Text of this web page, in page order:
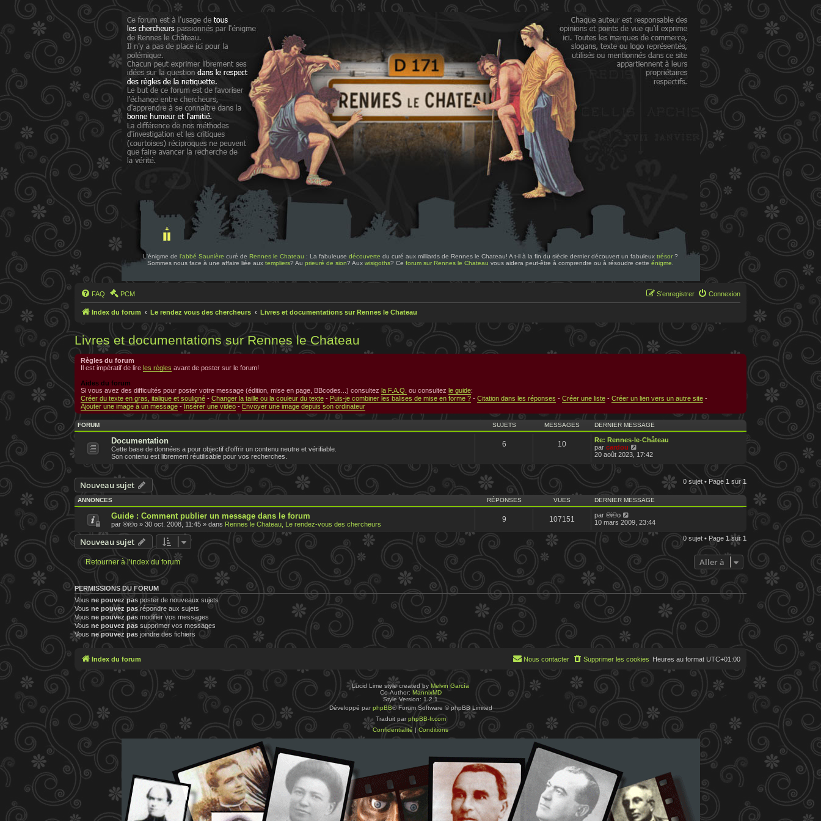
L'énigme de l'abbé Saunière curé de Rennes le Chateau : La fabuleuse découverte du curé aux milliards de Rennes le Chateau! A t-il à la fin du siècle dernier découvert un fabuleux trésor ?
Sommes nous face à une affaire liée aux templiers? Au prieuré de sion? Aux wisigoths? Ce forum sur Rennes le Chateau vous aidera peut-être à comprendre ou à résoudre cette énigme
FAQ PCM Connexion
S’enregistrer
Index du forum Le rendez vous des chercheurs Livres et documentations sur Rennes le Chateau
Livres et documentations sur Rennes le Chateau
Règles du forum
Il est impératif de lire les règles avant de poster sur le forum!
Aides du forum
Si vous avez des difficultés pour poster votre message (édition, mise en page, BBcodes...) consultez la F.A.Q. ou consultez le guide:
Créer du texte en gras, italique et souligné - Changer la taille ou la couleur du texte - Puis-je combiner les balises de mise en forme ? - Citation dans les réponses - Créer une liste - Créer un lien vers un autre site -
Ajouter une image à un message - Insérer une video - Envoyer une image depuis son ordinateur
FORUM SUJETS MESSAGES DERNIER MESSAGE
Documentation
Cette base de données a pour objectif d'offrir un contenu neutre et vérifiable.
Son contenu est librement réutilisable pour vos recherches.
6 10
Re: Rennes-le-Château
par cardou
o
e
d
e
r
e
m
s
s
a
e
20 août 2023, 17:42
Nouveau sujet 0 sujet • Page 1 sur1
ANNONCES RÉPONSES VUES DERNIER MESSAGE
Guide : Comment publier un message dans le forum
par ®i©o » 30 oct. 2008, 11:45 » dans Rennes le Chateau, Le rendez-vous des chercheurs
9 107151 par ®i©o
10 mars 2009, 23:44
Nouveau sujet 0 sujet • Page 1sur1
Retourner à l’index du forum Aller à
PERMISSIONS DU FORUM
Vous ne pouvez pas poster de nouveaux sujets
Vous ne pouvez pasrépondre aux sujets
Vous ne pouvez pas modifier vos messages
Vous ne pouvez pas supprimer vos messages
Vous ne pouvez pas joindre des fichiers
Index du forum Heures au format UTC+01:00
Supprimer les cookies
Nous contacter
Lucid Lime style created by Melvin García
Co-Author: MannixMD
Style Version: 1.2.1
Développé par phpBB® Forum Software © phpBB Limited
Traduit par phpBB-fr.com
Confidentialité | Conditions